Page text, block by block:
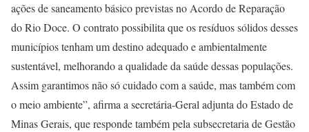
ações de saneamento básico previstas no Acordo de Reparação
do Rio Doce. O contrato possibilita que os resíduos sólidos desses
municípios tenham um destino adequado e ambientalmente
sustentável, melhorando a qualidade da saúde dessas populações.
Assim garantimos não só cuidado com a saúde, mas também com
o meio ambiente”, afirma a secretária-Geral adjunta do Estado de
Minas Gerais, que responde também pela subsecretaria de Gestão